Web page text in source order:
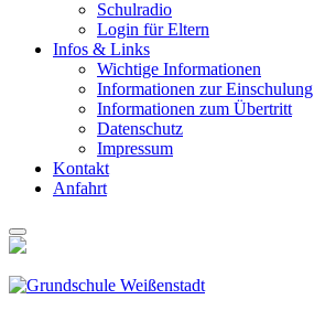
Schul­ra­dio
Log­in für Eltern
Infos & Links
Wich­ti­ge Infor­ma­tio­nen
Infor­ma­tio­nen zur Ein­schu­lung
Infor­ma­tio­nen zum Über­tritt
Daten­schutz
Impres­sum
Kon­takt
Anfahrt